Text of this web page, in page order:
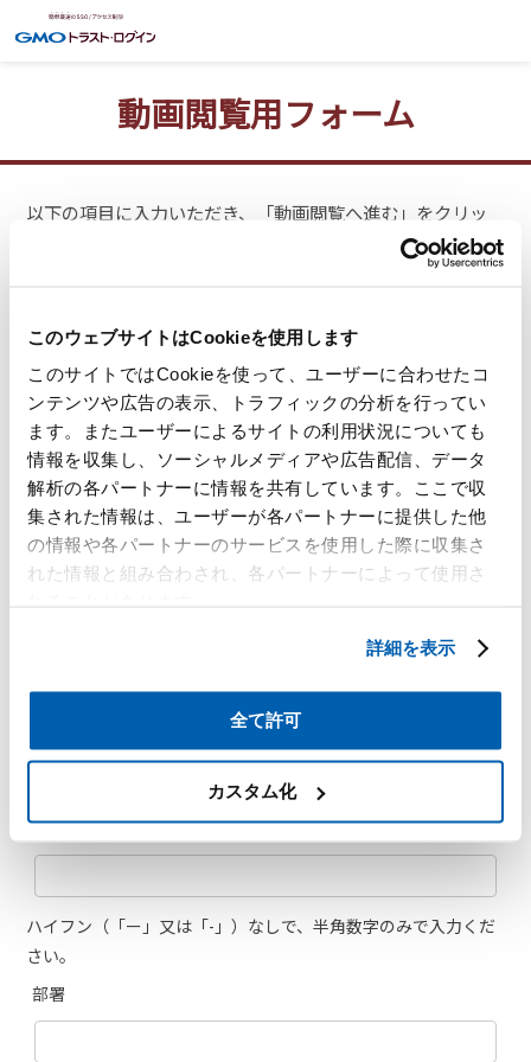
このウェブサイトはCookieを使用します
このサイトではCookieを使って、ユーザーに合わせたコ
ンテンツや広告の表示、トラフィックの分析を行ってい
ます。またユーザーによるサイトの利用状況についても
情報を収集し、ソーシャルメディアや広告配信、データ
解析の各パートナーに情報を共有しています。ここで収
集された情報は、ユーザーが各パートナーに提供した他
の情報や各パートナーのサービスを使用した際に収集さ
れた情報と組み合わされ、各パートナーによって使用さ
詳細を表示
全て許可
カスタム化